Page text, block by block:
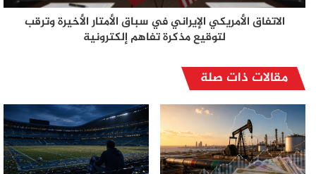
الاتفاق الأمريكي الإيراني في سباق الأمتار الأخيرة وترقب
لتوقيع مذكرة تفاهم إلكترونية
مقالات ذات صلة